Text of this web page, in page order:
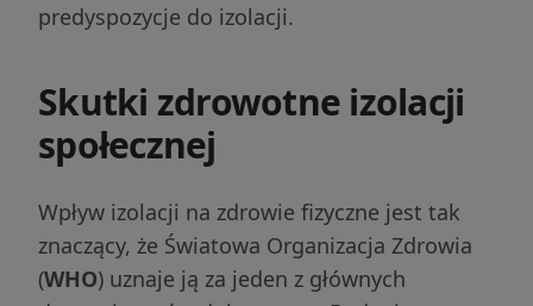
predyspozycje do izolacji.
Skutki zdrowotne izolacji
społecznej
Wpływ izolacji na zdrowie fizyczne jest tak
znaczący, że Światowa Organizacja Zdrowia
(WHO) uznaje ją za jeden z głównych